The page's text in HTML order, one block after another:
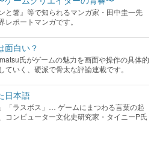
と箸』等で知られるマンガ家・田中圭一先
ポートマンガです。
面白い？
氏がゲームの魅力を画面や操作の具体的
ていく、硬派で骨太な評論連載です。
日本語
「ラスボス」… ゲームにまつわる言葉の起
コンピューター文化史研究家・タイニーP氏